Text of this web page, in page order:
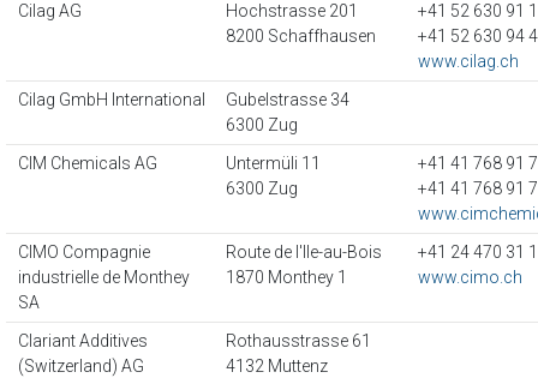
Cilag AG
Hochstrasse 201
8200 Schaffhausen
+41 52 630 91
+41 52 630 94
www.cilag.ch
Cilag GmbH International
Gubelstrasse 34
6300 Zug
CIM Chemicals AG
Untermüli 11
6300 Zug
+41 41 768 91
+41 41 768 91
CIMO Compagnie
industrielle de Monthey
SA
Route de l'Ile-au-Bois
1870 Monthey 1
+41 24 470 31
www.cimo.ch
Clariant Additives
(Switzerland) AG
Rothausstrasse 61
4132 Muttenz